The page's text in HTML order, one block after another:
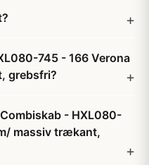
745 - 166 Verona
grebsfri?
- HXL080-
massiv trækant,